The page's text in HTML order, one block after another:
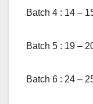
Batch 4 : 14 –
Batch 5 : 19 –
Batch 6 : 24 –